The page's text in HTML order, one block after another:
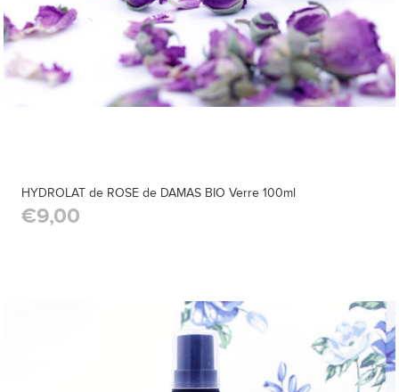
HYDROLAT de ROSE de DAMAS BIO Verre 100ml
€9,00